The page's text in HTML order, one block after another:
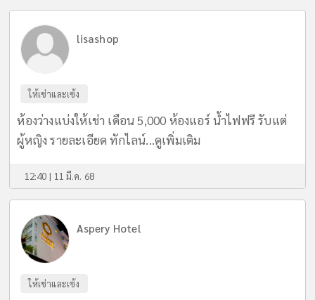
lisashop
ให้เช่าและเซ้ง
ห้องว่างแบ่งให้เช่า เดือน 5,000 ห้องแอร์ น้ำไฟฟรี รับแต่
ผู้หญิง รายละเอียด ทักไลน์...ดูเพิ่มเติม
12:40 | 11 มี.ค. 68
Aspery Hotel
ให้เช่าและเซ้ง